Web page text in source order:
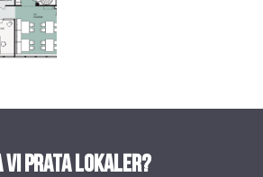
vi prata lokaler?